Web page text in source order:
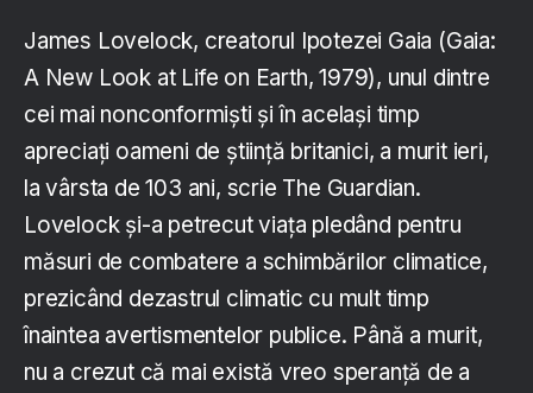
James Lovelock, creatorul Ipotezei Gaia (Gaia:
A New Look at Life on Earth, 1979), unul dintre
cei mai nonconformiști și în același timp
apreciați oameni de știință britanici, a murit ieri,
la vârsta de 103 ani, scrie The Guardian.
Lovelock și-a petrecut viața pledând pentru
măsuri de combatere a schimbărilor climatice,
prezicând dezastrul climatic cu mult timp
înaintea avertismentelor publice. Până a murit,
nu a crezut că mai există vreo speranță de a